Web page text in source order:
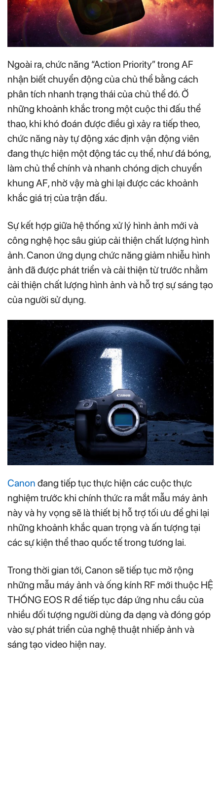
Ngoài ra, chức năng “Action Priority” trong AF
nhận biết chuyển động của chủ thể bằng cách
phân tích nhanh trạng thái của chủ thể đó. Ở
những khoảnh khắc trong một cuộc thi đấu thể
thao, khi khó đoán được điều gì xảy ra tiếp theo,
chức năng này tự động xác định vận động viên
đang thực hiện một động tác cụ thể, như đá bóng,
làm chủ thể chính và nhanh chóng dịch chuyển
khung AF, nhờ vậy mà ghi lại được các khoảnh
khắc giá trị của trận đấu.
Sự kết hợp giữa hệ thống xử lý hình ảnh mới và
công nghệ học sâu giúp cải thiện chất lượng hình
ảnh. Canon ứng dụng chức năng giảm nhiễu hình
ảnh đã được phát triển và cải thiện từ trước nhằm
cải thiện chất lượng hình ảnh và hỗ trợ sự sáng tạo
của người sử dụng.
Canon đang tiếp tục thực hiện các cuộc thực
nghiệm trước khi chính thức ra mắt mẫu máy ảnh
này và hy vọng sẽ là thiết bị hỗ trợ tối ưu để ghi lại
những khoảnh khắc quan trọng và ấn tượng tại
các sự kiện thể thao quốc tế trong tương lai.
Trong thời gian tới, Canon sẽ tiếp tục mở rộng
những mẫu máy ảnh và ống kính RF mới thuộc HỆ
THỐNG EOS R để tiếp tục đáp ứng nhu cầu của
nhiều đối tượng người dùng đa dạng và đóng góp
vào sự phát triển của nghệ thuật nhiếp ảnh và
sáng tạo video hiện nay.